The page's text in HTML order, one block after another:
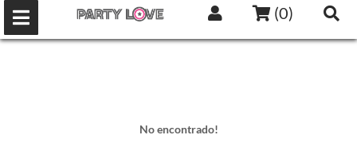
(0)
No encontrado!